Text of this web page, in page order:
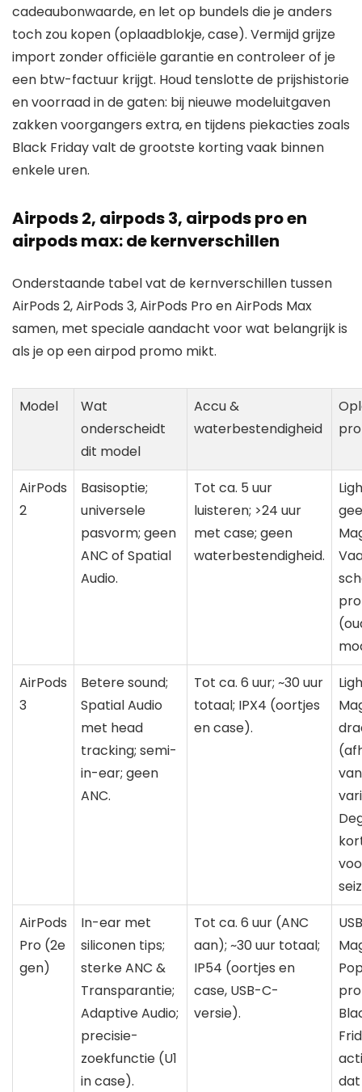
cadeaubonwaarde, en let op bundels die je anders
toch zou kopen (oplaadblokje, case). Vermijd grijze
import zonder officiële garantie en controleer of je
een btw-factuur krijgt. Houd tenslotte de prijshistorie
en voorraad in de gaten: bij nieuwe modeluitgaven
zakken voorgangers extra, en tijdens piekacties zoals
Black Friday valt de grootste korting vaak binnen
enkele uren.
Airpods 2, airpods 3, airpods pro en
airpods max: de kernverschillen
Onderstaande tabel vat de kernverschillen tussen
AirPods 2, AirPods 3, AirPods Pro en AirPods Max
samen, met speciale aandacht voor wat belangrijk is
als je op een airpod promo mikt.
Model
Wat
onderscheidt
dit model
Accu &
waterbestendigheid
AirPods
2
Basisoptie;
universele
pasvorm; geen
ANC of Spatial
Audio.
Tot ca. 5 uur
luisteren; >24 uur
met case; geen
waterbestendigheid.
AirPods
3
Betere sound;
Spatial Audio
met head
tracking; semi-
in-ear; geen
ANC.
Tot ca. 6 uur; ~30 uur
totaal; IPX4 (oortjes
en case).
AirPods
Pro (2e
gen)
In-ear met
siliconen tips;
sterke ANC &
Transparantie;
Adaptive Audio;
precisie-
zoekfunctie (U1
in case).
Tot ca. 6 uur (ANC
aan); ~30 uur totaal;
IP54 (oortjes en
case, USB-C-
versie).